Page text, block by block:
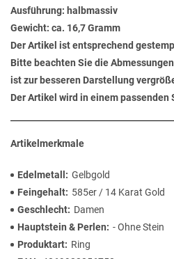
Ausführung: halbmassiv
Gewicht: ca. 16,7 Gramm
Der Artikel ist entsprechend
Bitte beachten Sie die
ist zur besseren Darstellung
Der Artikel wird in einem
Artikelmerkmale
Edelmetall
Gelbgold
Feingehalt
585er / 14 Karat Gold
Geschlecht
Damen
Hauptstein & Perlen
- Ohne Stein
Produktart
Ring